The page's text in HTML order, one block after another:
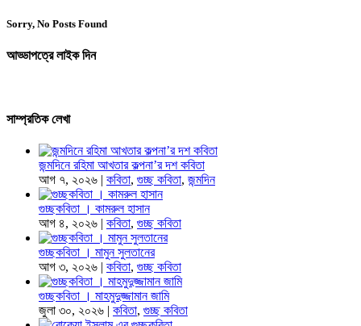
Sorry, No Posts Found
আড্ডাপত্রে লাইক দিন
সাম্প্রতিক লেখা
জন্মদিনে রহিমা আখতার কল্পনা’র দশ কবিতা
আগ ৭, ২০২৬ | কবিতা, গুচ্ছ কবিতা, জন্মদিন
গুচ্ছকবিতা । কামরুল হাসান
আগ ৪, ২০২৬ | কবিতা, গুচ্ছ কবিতা
গুচ্ছকবিতা । মামুন সুলতানের
আগ ৩, ২০২৬ | কবিতা, গুচ্ছ কবিতা
গুচ্ছকবিতা । মাহমুদুজ্জামান জামি
জুলা ৩০, ২০২৬ | কবিতা, গুচ্ছ কবিতা